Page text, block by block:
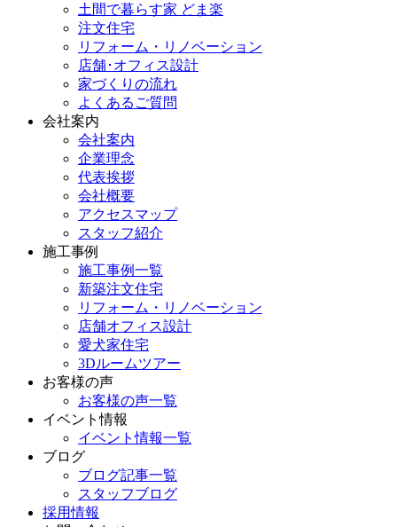
土間で暮らす家 どま楽
注文住宅
リフォーム・リノベーション
店舗･オフィス設計
家づくりの流れ
よくあるご質問
会社案内
会社案内
企業理念
代表挨拶
会社概要
アクセスマップ
スタッフ紹介
施工事例
施工事例一覧
新築注文住宅
リフォーム・リノベーション
店舗オフィス設計
愛犬家住宅
3Dルームツアー
お客様の声
お客様の声一覧
イベント情報
イベント情報一覧
ブログ
ブログ記事一覧
スタッフブログ
採用情報